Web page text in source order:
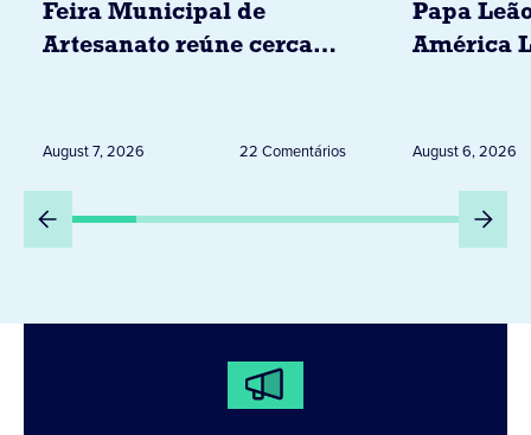
Feira Municipal de
Artesanato reúne cerca
August 7, 2026 22 Comentários
Papa
América
Peru
August 6, 2026